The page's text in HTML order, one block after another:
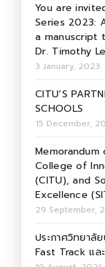
You are
Series 2023:
a manuscript
Dr. Timothy
3 January, 2023
CITU’S
SCHOOLS
15 December,
College of
(CITU), and
Excellence
29 September,
ประกาศวิทยาลั
Fast Track แล